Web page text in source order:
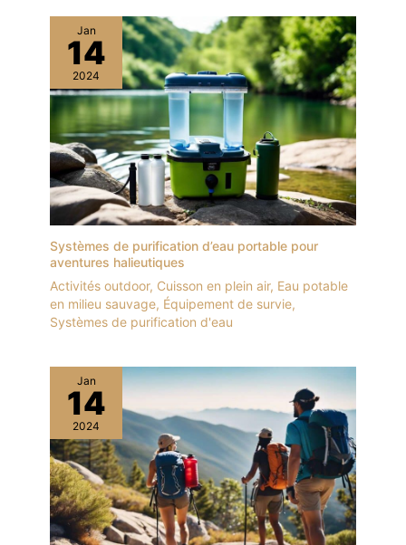
Jan
14
2024
Systèmes de purification d’eau portable pour
aventures halieutiques
Activités outdoor, Cuisson en plein air, Eau potable
en milieu sauvage, Équipement de survie,
Systèmes de purification d'eau
Jan
14
2024